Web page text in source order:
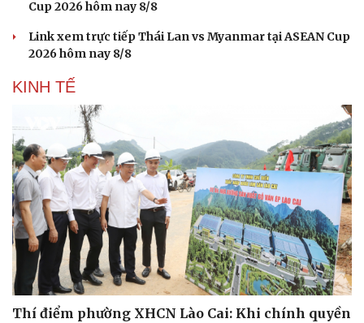
Du lịch
Tư vấn
Săn Tour
Podcast
Câu chuyện thời sự
Đọc truyện đêm khuya
Cup 2026 hôm nay 8/8
Link xem trực tiếp Thái Lan vs Myanmar tại ASEAN Cup
2026 hôm nay 8/8
KINH TẾ
Thí điểm phường XHCN Lào Cai: Khi chính quyền